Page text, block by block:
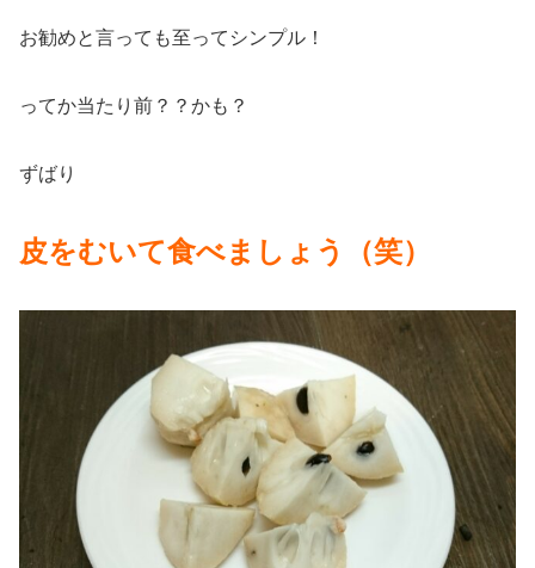
お勧めと言っても至ってシンプル！
ってか当たり前？？かも？
ずばり
皮をむいて食べましょう（笑）